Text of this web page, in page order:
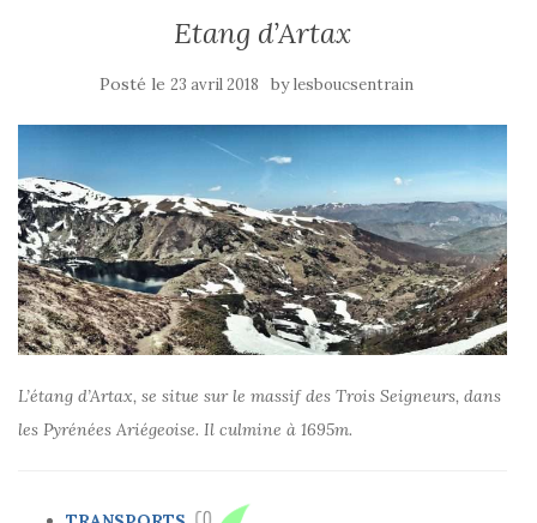
Etang d’Artax
Posté le 23 avril 2018 bylesboucsentrain
L’étang d’Artax, se situe sur le massif des Trois Seigneurs, dans
les Pyrénées Ariégeoise. Il culmine à 1695m.